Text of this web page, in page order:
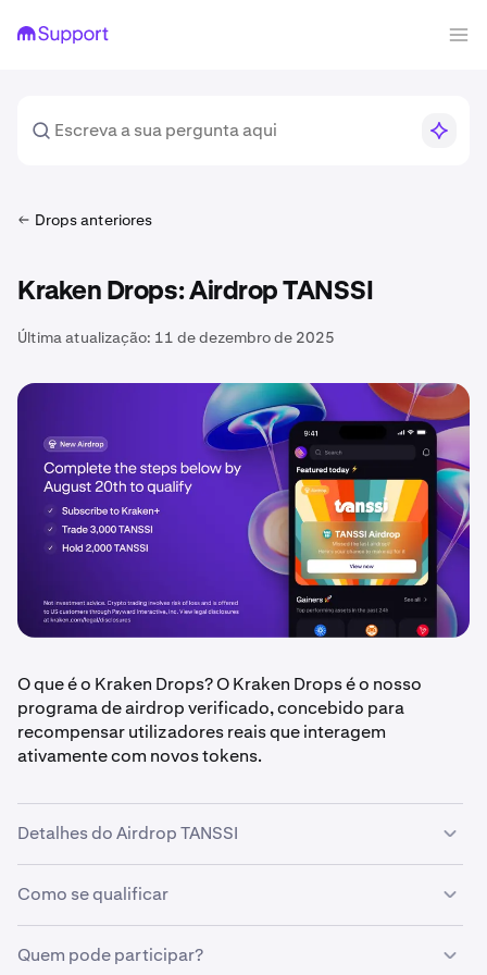
Drops anteriores
Kraken Drops: Airdrop TANSSI
Última atualização: 11 de dezembro de 2025
O que é o Kraken Drops? O Kraken Drops é o nosso
programa de airdrop verificado, concebido para
recompensar utilizadores reais que interagem
ativamente com novos tokens.
Detalhes do Airdrop TANSSI
• Valor do airdrop:
dividido igualmente entre os utilizadores elegíveis
• Período de qualificação
Como se qualificar
• Ser umsubscritor Kraken+
Quem pode participar?